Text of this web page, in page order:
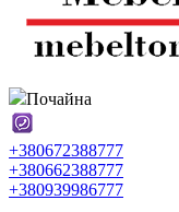
Почайна
+380672388777
+380662388777
+380939986777